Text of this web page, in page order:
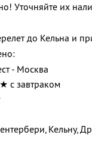
Уточняйте их
до Кельна и
- Москва
с завтраком
Кельну,